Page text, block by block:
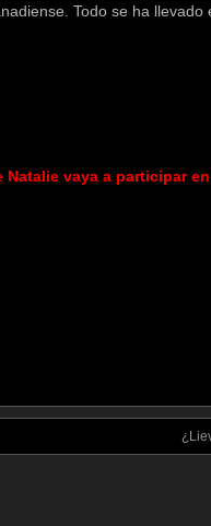
Todo se ha
vaya a participar